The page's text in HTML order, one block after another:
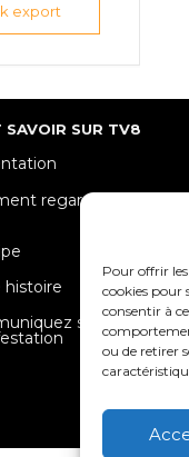
Pour offrir
cookies pour
consentir à
ou de retirer
export
SAVOIR SUR TV8
regarder TV8
histoire
sur votre